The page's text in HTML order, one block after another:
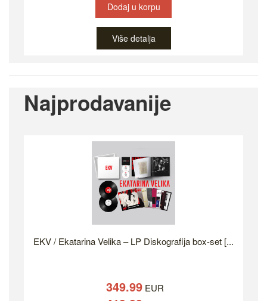
Dodaj u korpu
Više detalja
Najprodavanije
EKV / Ekatarina Velika – LP Diskografija box-set [...
349.99 EUR